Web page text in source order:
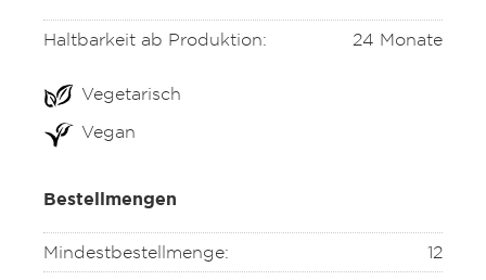
Haltbarkeit ab Produktion: 24 Monate
Vegetarisch
Vegan
Bestellmengen
Mindestbestellmenge:
12